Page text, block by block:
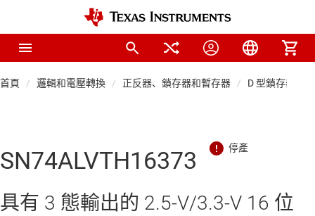
首頁 邏輯和電壓轉換 正反器、鎖存器和暫存器 D 型鎖存器
SN74ALVTH16373
具有 3 態輸出的 2.5-V/3.3-V 16 位